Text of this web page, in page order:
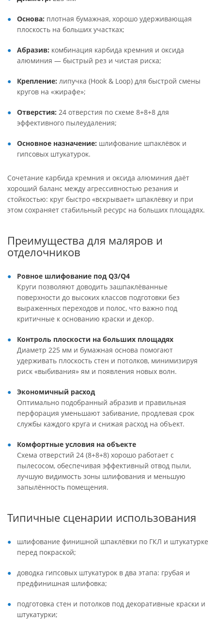
Основа: плотная бумажная, хорошо удерживающая
плоскость на больших участках;
Абразив: комбинация карбида кремния и оксида
алюминия — быстрый рез и чистая риска;
Крепление: липучка (Hook & Loop) для быстрой смены
кругов на «жирафе»;
Отверстия: 24 отверстия по схеме 8+8+8 для
эффективного пылеудаления;
Основное назначение: шлифование шпаклёвок и
гипсовых штукатурок.
Сочетание карбида кремния и оксида алюминия даёт
хороший баланс между агрессивностью резания и
стойкостью: круг быстро «вскрывает» шпаклёвку и при
этом сохраняет стабильный ресурс на больших площадях.
Преимущества для маляров и
отделочников
Ровное шлифование под Q3/Q4
Круги позволяют доводить зашпаклёванные
поверхности до высоких классов подготовки без
выраженных переходов и полос, что важно под
критичные к основанию краски и декор.
Контроль плоскости на больших площадях
Диаметр 225 мм и бумажная основа помогают
удерживать плоскость стен и потолков, минимизируя
риск «выбивания» ям и появления новых волн.
Экономичный расход
Оптимально подобранный абразив и правильная
перфорация уменьшают забивание, продлевая срок
службы каждого круга и снижая расход на объект.
Комфортные условия на объекте
Схема отверстий 24 (8+8+8) хорошо работает с
пылесосом, обеспечивая эффективный отвод пыли,
лучшую видимость зоны шлифования и меньшую
запылённость помещения.
Типичные сценарии использования
шлифование финишной шпаклёвки по ГКЛ и штукатурке
перед покраской;
доводка гипсовых штукатурок в два этапа: грубая и
предфинишная шлифовка;
подготовка стен и потолков под декоративные краски и
штукатурки;